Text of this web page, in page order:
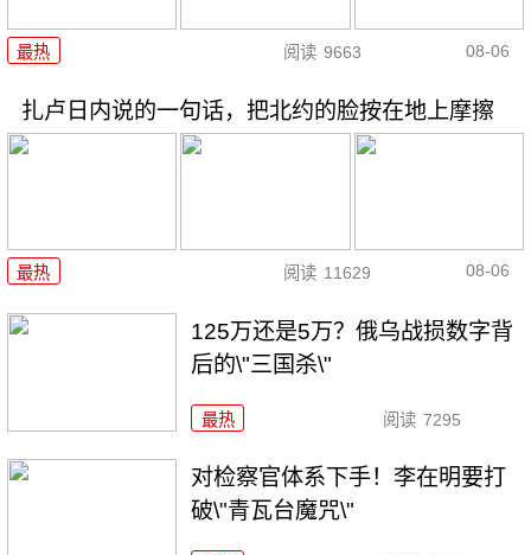
最热 阅读 9663 08-06
扎卢日内说的一句话，把北约的脸按在地上摩擦
最热 阅读 11629 08-06
125万还是5万？俄乌战损数字背
后的\"三国杀\"
最热 阅读 7295
对检察官体系下手！李在明要打
破\"青瓦台魔咒\"